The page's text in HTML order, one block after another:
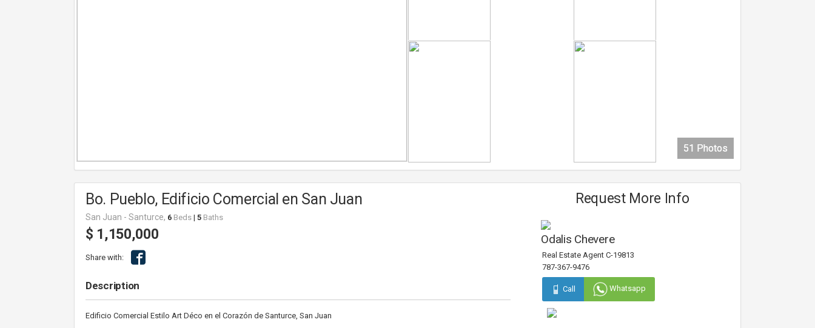
51 Photos
51 Photos
51 Photos
51 Photos
Bo. Pueblo, Edificio Comercial en San Juan
San Juan - Santurce, 6 Beds | 5 Baths
$ 1,150,000
Share with:
Description
Edificio Comercial Estilo Art Déco en el Corazón de Santurce, San Juan
Request More Info
Odalis Chevere
Real Estate Agent C-19813
787-367-9476
Call Whatsapp